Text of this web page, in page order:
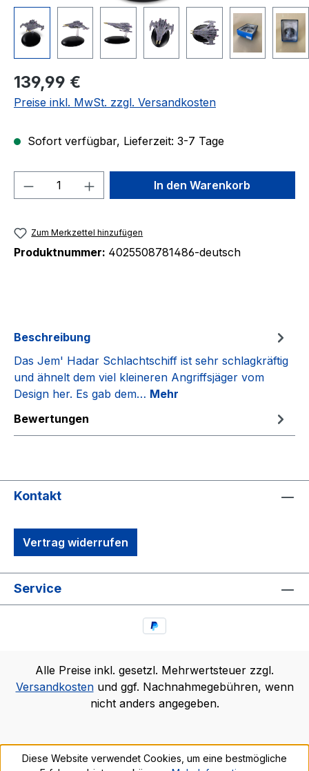
Regulärer Preis:
139,99 €
Preise inkl. MwSt. zzgl. Versandkosten
Sofort verfügbar, Lieferzeit: 3-7 Tage
Produkt Anzahl: Gib denIn den Warenkorb
Zum Merkzettel hinzufügen
Produktnummer: 4025508781486-deutsch
Beschreibung
Das Jem' Hadar Schlachtschiff ist sehr schlagkräftig
und ähnelt dem viel kleineren Angriffsjäger vom
Design her. Es gab dem… Mehr
Bewertungen
Kontakt
Vertrag widerrufen
Service
Alle Preise inkl. gesetzl. Mehrwertsteuer zzgl.
Versandkostenund ggf. Nachnahmegebühren, wenn
nicht anders angegeben.
Diese Website verwendet Cookies, um eine bestmögliche